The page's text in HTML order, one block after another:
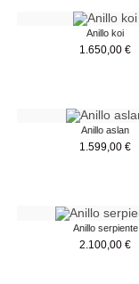
Anillo koi
1.650,00€
Anillo aslan
1.599,00€
Anillo serpiente
2.100,00€